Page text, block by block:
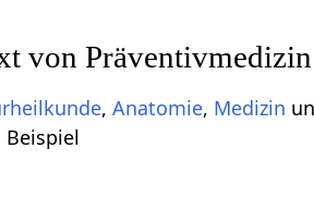
von Präventivmedizin
,Anatomie, Medizin